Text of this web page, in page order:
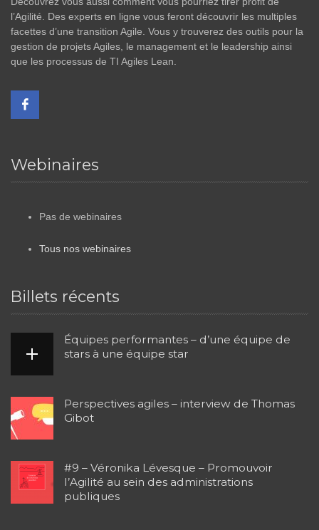
l’Agilité. Des experts en ligne vous feront découvrir les multiples
facettes d’une transition Agile. Vous y trouverez des outils pour la
gestion de projets Agiles, le management et le leadership ainsi
que les processus de TI Agiles Lean.
Webinaires
Pas de webinaires
Tous nos webinaires
Billets récents
Équipes performantes – d’une équipe de
stars à une équipe star
Perspectives agiles – interview de Thomas
Gibot
#9 – Véronika Lévesque – Promouvoir
l’Agilité au sein des administrations
publiques